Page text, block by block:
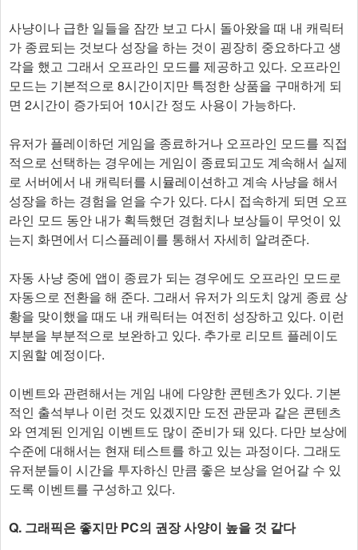
사냥이나 급한 일들을 잠깐 보고 다시 돌아왔을 때 내 캐릭터
가 종료되는 것보다 성장을 하는 것이 굉장히 중요하다고 생
각을 했고 그래서 오프라인 모드를 제공하고 있다. 오프라인
모드는 기본적으로 8시간이지만 특정한 상품을 구매하게 되
면 2시간이 증가되어 10시간 정도 사용이 가능하다.
유저가 플레이하던 게임을 종료하거나 오프라인 모드를 직접
적으로 선택하는 경우에는 게임이 종료되고도 계속해서 실제
로 서버에서 내 캐릭터를 시뮬레이션하고 계속 사냥을 해서
성장을 하는 경험을 얻을 수가 있다. 다시 접속하게 되면 오프
라인 모드 동안 내가 획득했던 경험치나 보상들이 무엇이 있
는지 화면에서 디스플레이를 통해서 자세히 알려준다.
자동 사냥 중에 앱이 종료가 되는 경우에도 오프라인 모드로
자동으로 전환을 해 준다. 그래서 유저가 의도치 않게 종료 상
황을 맞이했을 때도 내 캐릭터는 여전히 성장하고 있다. 이런
부분을 부분적으로 보완하고 있다. 추가로 리모트 플레이도
지원할 예정이다.
이벤트와 관련해서는 게임 내에 다양한 콘텐츠가 있다. 기본
적인 출석부나 이런 것도 있겠지만 도전 관문과 같은 콘텐츠
와 연계된 인게임 이벤트도 많이 준비가 돼 있다. 다만 보상에
수준에 대해서는 현재 테스트를 하고 있는 과정이다. 그래도
유저분들이 시간을 투자하신 만큼 좋은 보상을 얻어갈 수 있
도록 이벤트를 구성하고 있다.
Q. 그래픽은 좋지만 PC의 권장 사양이 높을 것 같다